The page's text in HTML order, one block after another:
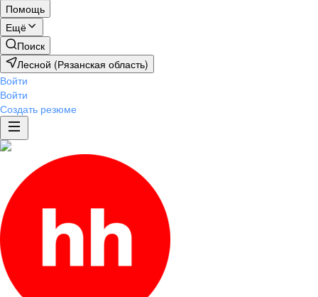
Помощь
Ещё
Поиск
Лесной (Рязанская область)
Войти
Войти
Создать резюме